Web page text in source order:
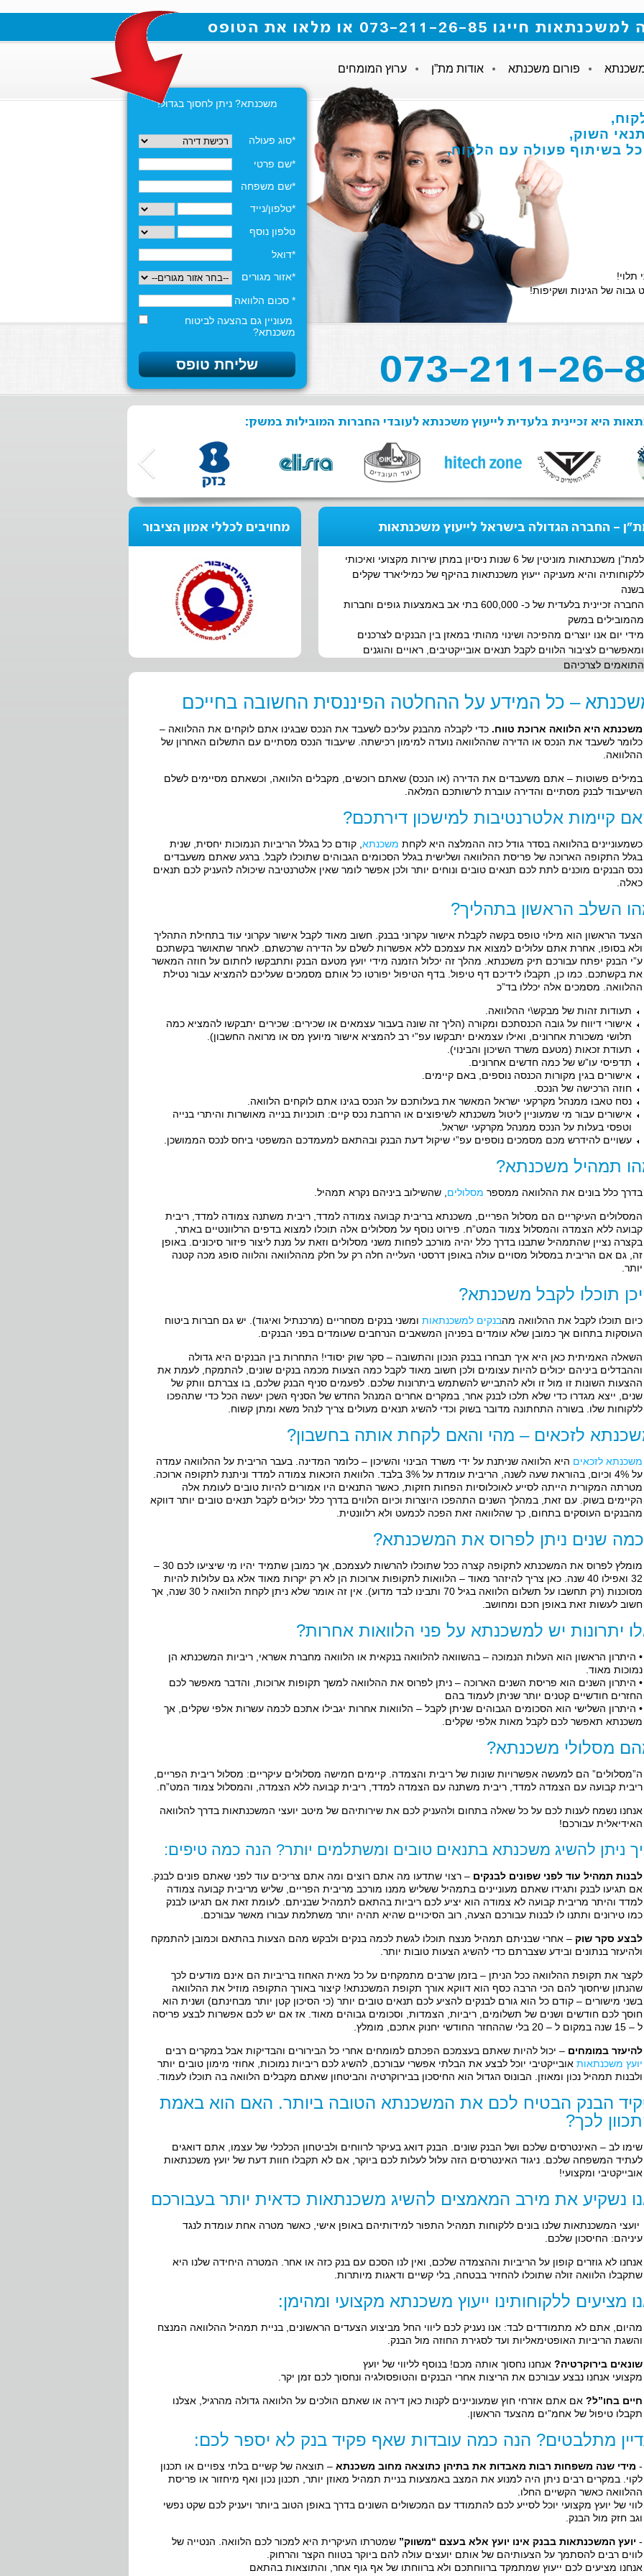
073-211-26-85 או מלאו את הטופס
פורום משכנתא אודות מת”ן ערוץ המומחים
משכנתא? ניתן לחסוך בגדול!
*סוג פעולה
*שם פרטי
*שם משפחה
*טלפון/נייד
טלפון נוסף
*דואל
*אזור מגורים
* סכום הלוואה
מעוניין גם בהצעה לביטוח
משכנתא?
השוק,
בשיתוף פעולה עם הלקוח,
תלוי!
גבוה של הגינות ושקיפות!
היא זכיינית בלעדית לייעוץ משכנתא לעובדי החברות המובילות במשק:
מחויבים לכללי אמון הציבור - החברה הגדולה בישראל לייעוץ משכנתאות
למת"ן משכנתאות מוניטין של 6 שנות ניסיון במתן שירות מקצועי ואיכותי
ללקוחותיה והיא מעניקה ייעוץ משכנתאות בהיקף של כמיליארד שקלים
בשנה
החברה זכיינית בלעדית של כ- 600,000 בתי אב באמצעות גופים וחברות
מהמובילים במשק
מידי יום אנו יוצרים מהפיכה ושינוי מהותי במאזן בין הבנקים לצרכנים
ומאפשרים לציבור הלווים לקבל תנאים אובייקטיבים, ראויים והוגנים
התואמים לצרכיהם
– כל המידע על ההחלטה הפיננסית החשובה בחייכם
משכנתא היא הלוואה ארוכת טווח. כדי לקבלה מהבנק עליכם לשעבד את הנכס שבגינו אתם לוקחים את ההלוואה –
כלומר לשעבד את הנכס או הדירה שההלוואה נועדה למימון רכישתה. שיעבוד הנכס מסתיים עם התשלום האחרון של
ההלוואה.
במילים פשוטות – אתם משעבדים את הדירה (או הנכס) שאתם רוכשים, מקבלים הלוואה, וכשאתם מסיימים לשלם
השיעבוד לבנק מסתיים והדירה עוברת לרשותכם המלאה.
קיימות אלטרנטיבות למישכון דירתכם?
כשמעוניינים בהלוואה בסדר גודל כזה ההמלצה היא לקחת משכנתא , קודם כל בגלל הריביות הנמוכות יחסית, שנית
בגלל התקופה הארוכה של פריסת ההלוואה ושלישית בגלל הסכומים הגבוהים שתוכלו לקבל. ברגע שאתם משעבדים
נכס הבנקים מוכנים לתת לכם תנאים טובים ונוחים יותר ולכן אפשר לומר שאין אלטרנטיבה שיכולה להעניק לכם תנאים
כאלה.
השלב הראשון בתהליך?
הצעד הראשון הוא מילוי טופס בקשה לקבלת אישור עקרוני בבנק. חשוב מאוד לקבל אישור עקרוני עוד בתחילת התהליך
ולא בסופו, אחרת אתם עלולים למצוא את עצמכם ללא אפשרות לשלם על הדירה שרכשתם. לאחר שתאושר בקשתכם
ע”י הבנק יפתח עבורכם תיק משכנתא. מהלך זה יכלול הזמנה מידי יועץ מטעם הבנק ותתבקשו לחתום על חוזה המאשר
את בקשתכם. כמו כן, תקבלו לידיכם דף טיפול. בדף הטיפול יפורטו כל אותם מסמכים שעליכם להמציא עבור נטילת
ההלוואה. מסמכים אלה יכללו בד”כ
תעודות זהות של מבקש\י ההלוואה.
אישורי דיווח על גובה הכנסתכם ומקורה (הליך זה שונה בעבור עצמאים או שכירים: שכירים יתבקשו להמציא כמה
תלושי משכורת אחרונים, ואילו עצמאים יתבקשו עפ”י רב להמציא אישור מיועץ מס או מרואה החשבון).
תעודת זכאות (מטעם משרד השיכון והבינוי).
תדפיסי עו”ש של כמה חדשים אחרונים.
אישורים בגין מקורות הכנסה נוספים, באם קיימים.
חוזה הרכישה של הנכס.
נסח טאבו ממנהל מקרקעי ישראל המאשר את בעלותכם על הנכס בגינו אתם לוקחים הלוואה.
אישורים עבור מי שמעוניין ליטול משכנתא לשיפוצים או הרחבת נכס קיים: תוכניות בנייה מאושרות והיתרי בנייה
וטפסי בעלות על הנכס ממנהל מקרקעי ישראל.
עשויים להידרש מכם מסמכים נוספים עפ”י שיקול דעת הבנק ובהתאם למעמדכם המשפטי ביחס לנכס הממושכן.
תמהיל משכנתא?
בדרך כלל בונים את ההלוואה ממספר מסלולים , שהשילוב ביניהם נקרא תמהיל.
המסלולים העיקריים הם מסלול הפריים, משכנתא בריבית קבועה צמודה למדד, ריבית משתנה צמודה למדד, ריבית
קבועה ללא הצמדה והמסלול צמוד המט”ח. פירוט נוסף על מסלולים אלה תוכלו למצוא בדפים הרלוונטיים באתר,
בקצרה נציין שהתמהיל שתבנו בדרך כלל יהיה מורכב לפחות משני מסלולים וזאת על מנת ליצור פיזור סיכונים. באופן
זה, גם אם הריבית במסלול מסויים עולה באופן דרסטי העלייה חלה רק על חלק מההלוואה והלווה סופג מכה קטנה
יותר.
תוכלו לקבל משכנתא?
כיום תוכלו לקבל את ההלוואה מהבנקים למשכנתאות ומשני בנקים מסחריים (מרכנתיל ואיגוד). יש גם חברות ביטוח
העוסקות בתחום אך כמובן שלא עומדים בפניהן המשאבים הנרחבים שעומדים בפני הבנקים.
השאלה האמיתית כאן היא איך תבחרו בבנק הנכון והתשובה – סקר שוק יסודי! התחרות בין הבנקים היא גדולה
וההבדלים ביניהם יכולים להיות עצומים ולכן חשוב מאוד לקבל כמה הצעות מכמה בנקים שונים, להתמקח, לעמת את
ההצעות השונות זו מול זו ולא להתבייש להשתמש ביתרונות שלכם. לפעמים סניף הבנק שלכם, בו צברתם וותק של
שנים, ייצא מגדרו כדי שלא תלכו לבנק אחר, במקרים אחרים המנהל החדש של הסניף השכן יעשה הכל כדי שתהפכו
ללקוחות שלו. בשורה התחתונה מדובר בשוק וכדי להשיג תנאים מעולים צריך לנהל משא ומתן קשוח.
לזכאים – מהי והאם לקחת אותה בחשבון?
משכנתא לזכאים היא הלוואה שניתנת על ידי משרד הבינוי והשיכון – כלומר המדינה. בעבר הריבית על ההלוואה עמדה
על 4% וכיום, בהוראת שעה לשנה, הריבית עומדת על 3% בלבד. הלוואת הזכאות צמודה למדד וניתנת לתקופה ארוכה.
מטרתה המקורית הייתה לסייע לאוכלוסיות הפחות חזקות, כאשר התנאים היו אמורים להיות טובים לעומת אלה
הקיימים בשוק. עם זאת, במהלך השנים התהפכו היוצרות וכיום הלווים בדרך כלל יכולים לקבל תנאים טובים יותר דווקא
מהבנקים העוסקים בתחום, כך שהלוואה זאת הפכה לכמעט ולא רלוונטית.
שנים ניתן לפרוס את המשכנתא?
מומלץ לפרוס את המשכנתא לתקופה קצרה ככל שתוכלו להרשות לעצמכם, אך כמובן שתמיד יהיו מי שיציעו לכם 30 –
32 ואפילו 40 שנה. כאן צריך להיזהר מאוד – הלוואות לתקופות ארוכות הן לא רק יקרות מאוד אלא גם עלולות להיות
מסוכנות (רק תחשבו על תשלום הלוואה בגיל 70 ותבינו לבד מדוע). אין זה אומר שלא ניתן לקחת הלוואה ל 30 שנה, אך
חשוב לעשות זאת באופן חכם ומחושב.
יתרונות יש למשכנתא על פני הלוואות אחרות?
• היתרון הראשון הוא העלות הנמוכה – בהשוואה להלוואה בנקאית או הלוואה מחברת אשראי, ריביות המשכנתא הן
נמוכות מאוד.
• היתרון השנים הוא פריסת השנים הארוכה – ניתן לפרוס את ההלוואה למשך תקופות ארוכות, והדבר מאפשר לכם
החזרים חודשיים קטנים יותר שניתן לעמוד בהם
• היתרון השלישי הוא הסכומים הגבוהים שניתן לקבל – הלוואות אחרות יגבילו אתכם לכמה עשרות אלפי שקלים, אך
משכנתא תאפשר לכם לקבל מאות אלפי שקלים.
מסלולי משכנתא?
ה”מסלולים” הם למעשה אפשרויות שונות של ריבית והצמדה. קיימים חמישה מסלולים עיקריים: מסלול ריבית הפריים,
ריבית קבועה עם הצמדה למדד, ריבית משתנה עם הצמדה למדד, ריבית קבועה ללא הצמדה, והמסלול צמוד המט”ח.
אנחנו נשמח לענות לכם על כל שאלה בתחום ולהעניק לכם את שירותיהם של מיטב יועצי המשכנתאות בדרך להלוואה
האידיאלית עבורכם!
ניתן להשיג משכנתא בתנאים טובים ומשתלמים יותר? הנה כמה טיפים:
לבנות תמהיל עוד לפני שפונים לבנקים – רצוי שתדעו מה אתם רוצים ומה אתם צריכים עוד לפני שאתם פונים לבנק.
אם תגיעו לבנק ותגידו שאתם מעוניינים בתמהיל ששליש ממנו מורכב מריבית הפריים, שליש מריבית קבועה צמודה
למדד והיתר מריבית קבועה לא צמודה הוא יציע לכם ריביות בהתאם לתמהיל שבניתם. לעומת זאת אם תגיעו לבנק
כמו טירונים ותתנו לו לבנות עבורכם הצעה, רוב הסיכויים שהיא תהיה יותר משתלמת עבורו מאשר עבורכם.
לבצע סקר שוק – אחרי שבניתם תמהיל מנצח תוכלו לגשת לכמה בנקים ולבקש מהם הצעות בהתאם וכמובן להתמקח
ולהיעזר בנתונים ובידע שצברתם כדי להשיג הצעות טובות יותר.
לקצר את תקופת ההלוואה ככל הניתן – בזמן שרבים מתמקחים על כל מאית האחוז בריביות הם אינם מודעים לכך
שהנתון שיחסוך להם הכי הרבה כסף הוא דווקא אורך תקופת המשכנתא! קיצור באורך התקופה מוזיל את ההלוואה
בשני מישורים – קודם כל הוא גורם לבנקים להציע לכם תנאים טובים יותר (כי הסיכון קטן יותר מבחינתם) ושנית הוא
חוסך לכם חודשים ושנים של תשלומים, ריביות, הצמדות, וסכומים גבוהים מאוד. אז אם יש לכם אפשרות לבצע פריסה
ל – 15 שנה במקום ל – 20 בלי שההחזר החודשי יחנוק אתכם, מומלץ.
להיעזר במומחים – יכול להיות שאתם בעצמכם הפכתם למומחים אחרי כל הבירורים והבדיקות אבל במקרים רבים
יועץ משכנתאות אובייקטיבי יוכל לבצע את הבלתי אפשרי עבורכם, להשיג לכם ריביות נמוכות, אחוזי מימון טובים יותר
ולבנות תמהיל נכון ומאוזן. הבונוס הגדול הוא החיסכון בבירוקרטיה והביטחון שאתם מקבלים הלוואה בה תוכלו לעמוד.
הבנק הבטיח לכם את המשכנתא הטובה ביותר. האם הוא באמת
לכך?
שימו לב – האינטרסים שלכם ושל הבנק שונים. הבנק דואג בעיקר לרווחים ולביטחון הכלכלי של עצמו, אתם דואגים
לעתיד המשפחה שלכם. ניגוד האינטרסים הזה עלול לעלות לכם ביוקר, אם לא תקבלו חוות דעת של יועץ משכנתאות
אובייקטיבי ומקצועי!
נשקיע את מירב המאמצים להשיג משכנתאות כדאית יותר בעבורכם
יועצי המשכנתאות שלנו בונים ללקוחות תמהיל התפור למידותיהם באופן אישי, כאשר מטרה אחת עומדת לנגד
עיניהם: החיסכון שלכם.
אנחנו לא גוזרים קופון על הריביות וההצמדה שלכם, ואין לנו הסכם עם בנק כזה או אחר. המטרה היחידה שלנו היא
שתקבלו הלוואה זולה שתוכלו להחזיר בבטחה, בלי קשיים ודאגות מיותרות.
מציעים ללקוחותינו ייעוץ משכנתא מקצועי ומהימן:
מהיום, אתם לא מתמודדים לבד: אנו נעניק לכם ליווי החל מביצוע הצעדים הראשונים, בניית תמהיל ההלוואה המנצח
והשגת הריביות האופטימאליות ועד לסגירת החוזה מול הבנק.
שונאים בירוקרטיה? אנחנו נחסוך אותה מכם! בנוסף לליווי של יועץ
מקצועי אנחנו נבצע עבורכם את הריצות אחרי הבנקים והטופסולגיה ונחסוך לכם זמן יקר.
חיים בחו”ל? אם אתם אזרחי חוץ שמעוניינים לקנות כאן דירה או שאתם הולכים על הלוואה גדולה מהרגיל, אצלנו
תקבלו טיפול של אחמ”ים מהצעד הראשון.
מתלבטים? הנה כמה עובדות שאף פקיד בנק לא יספר לכם:
- מידי שנה משפחות רבות מאבדות את בתיהן כתוצאה מחוב משכנתא – תוצאה של קשיים בלתי צפויים או תכנון
לקוי. במקרים רבים ניתן היה למנוע את המצב באמצעות בניית תמהיל מאוזן יותר, תכנון נכון ואף מיחזור או פריסת
ההלוואה כאשר הקשיים החלו.
לווי של יועץ מקצועי יוכל לסייע לכם להתמודד עם המכשולים השונים בדרך באופן הטוב ביותר ויעניק לכם שקט נפשי
וגב חזק מול הבנק.
- יועץ המשכנתאות בבנק אינו יועץ אלא בעצם “משווק” שמטרתו העיקרית היא למכור לכם הלוואה. הנטייה של
לווים רבים להסתמך על הצעותיהם של אותם יועצים עולה להם ביוקר בטווח הקצר והרחוק.
אנחנו מציעים לכם ייעוץ שמתמקד ברווחתכם ולא ברווחתו של אף גוף אחר, והתוצאות בהתאם